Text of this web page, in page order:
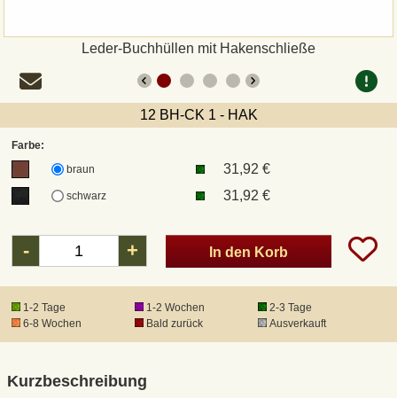
Leder-Buchhüllen mit Hakenschließe
12 BH-CK 1 - HAK
Farbe:
braun
31,92 €
schwarz 31,92 €
- + In den Korb
1-2 Tage 1-2 Wochen
2-3 Tage
6-8 Wochen
Bald zurück Ausverkauft
Kurzbeschreibung
UPS
DHL Paket
DPD
Waffenrecht und FSK 18
Produkthaftung